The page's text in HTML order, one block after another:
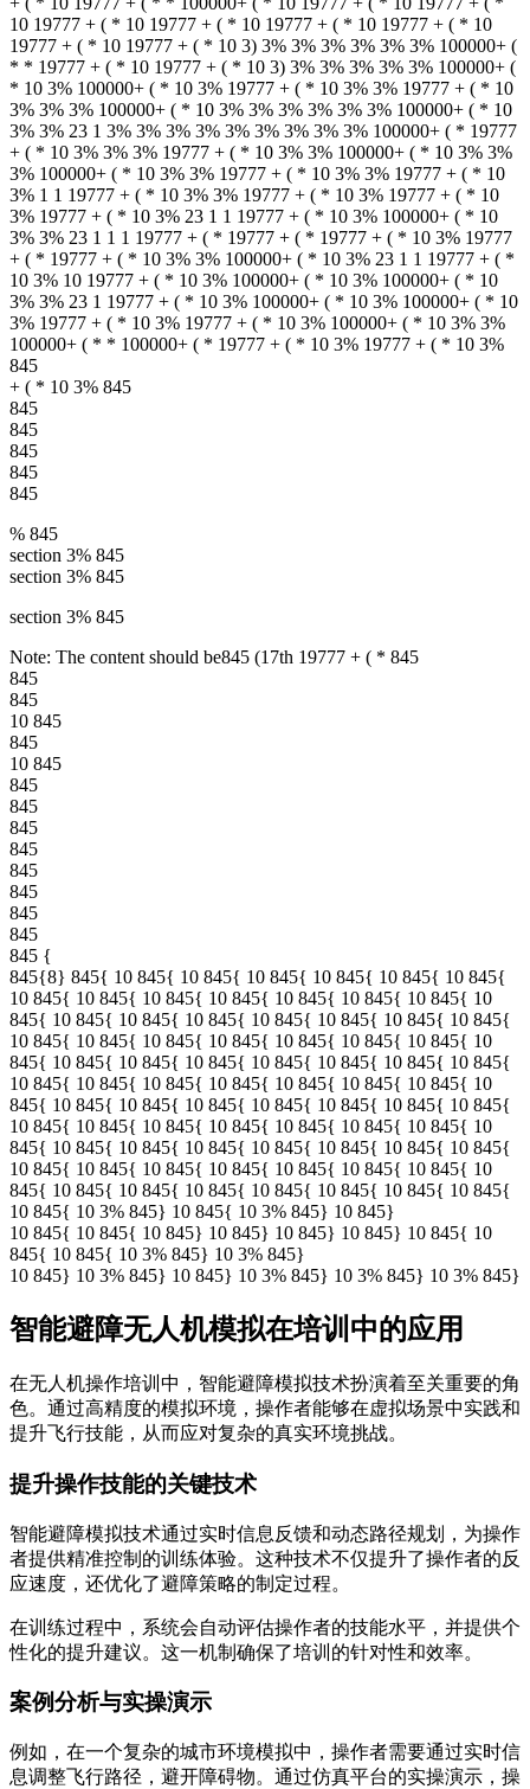
+ ( * 10 3% 845
845
845
845
845
845
% 845
section 3% 845
section 3% 845
section 3% 845
Note: The content should be845 (17th 19777 + ( * 845
845
845
10 845
845
10 845
845
845
845
845
845
845
845
845
845 {
845{8} 845{ 10 845{ 10 845{ 10 845{ 10 845{ 10 845{ 10 845{
10 845{ 10 845{ 10 845{ 10 845{ 10 845{ 10 845{ 10 845{ 10
845{ 10 845{ 10 845{ 10 845{ 10 845{ 10 845{ 10 845{ 10 845{
10 845{ 10 845{ 10 845{ 10 845{ 10 845{ 10 845{ 10 845{ 10
845{ 10 845{ 10 845{ 10 845{ 10 845{ 10 845{ 10 845{ 10 845{
10 845{ 10 845{ 10 845{ 10 845{ 10 845{ 10 845{ 10 845{ 10
845{ 10 845{ 10 845{ 10 845{ 10 845{ 10 845{ 10 845{ 10 845{
10 845{ 10 845{ 10 845{ 10 845{ 10 845{ 10 845{ 10 845{ 10
845{ 10 845{ 10 845{ 10 845{ 10 845{ 10 845{ 10 845{ 10 845{
10 845{ 10 845{ 10 845{ 10 845{ 10 845{ 10 845{ 10 845{ 10
845{ 10 845{ 10 845{ 10 845{ 10 845{ 10 845{ 10 845{ 10 845{
10 845{ 10 3% 845} 10 845{ 10 3% 845} 10 845}
10 845{ 10 845{ 10 845} 10 845} 10 845} 10 845} 10 845{ 10
845{ 10 845{ 10 3% 845} 10 3% 845}
10 845} 10 3% 845} 10 845} 10 3% 845} 10 3% 845} 10 3% 845}
智能避障无人机模拟在培训中的应用
在无人机操作培训中，智能避障模拟技术扮演着至关重要的角
色。通过高精度的模拟环境，操作者能够在虚拟场景中实践和
提升飞行技能，从而应对复杂的真实环境挑战。
提升操作技能的关键技术
智能避障模拟技术通过实时信息反馈和动态路径规划，为操作
者提供精准控制的训练体验。这种技术不仅提升了操作者的反
应速度，还优化了避障策略的制定过程。
在训练过程中，系统会自动评估操作者的技能水平，并提供个
性化的提升建议。这一机制确保了培训的针对性和效率。
案例分析与实操演示
例如，在一个复杂的城市环境模拟中，操作者需要通过实时信
息调整飞行路径，避开障碍物。通过仿真平台的实操演示，操